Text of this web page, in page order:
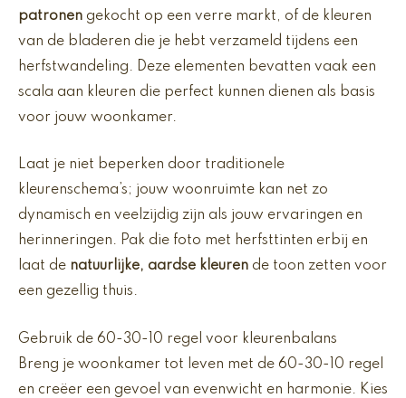
patronen gekocht op een verre markt, of de kleuren
van de bladeren die je hebt verzameld tijdens een
herfstwandeling. Deze elementen bevatten vaak een
scala aan kleuren die perfect kunnen dienen als basis
voor jouw woonkamer.
Laat je niet beperken door traditionele
kleurenschema’s; jouw woonruimte kan net zo
dynamisch en veelzijdig zijn als jouw ervaringen en
herinneringen. Pak die foto met herfsttinten erbij en
laat de natuurlijke, aardse kleuren de toon zetten voor
een gezellig thuis.
Gebruik de 60-30-10 regel voor kleurenbalans
Breng je woonkamer tot leven met de 60-30-10 regel
en creëer een gevoel van evenwicht en harmonie. Kies